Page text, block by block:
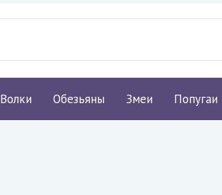
Волки Обезьяны Змеи Попугаи